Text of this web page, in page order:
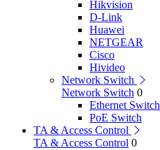
Hikvision
D-Link
Huawei
NETGEAR
Cisco
Hivideo
Network Switch
Network Switch 0
Ethernet Switch
PoE Switch
TA & Access Control
TA & Access Control 0